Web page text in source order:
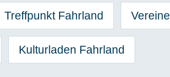
Treffpunkt Fahrland Vereine
Kulturladen Fahrland